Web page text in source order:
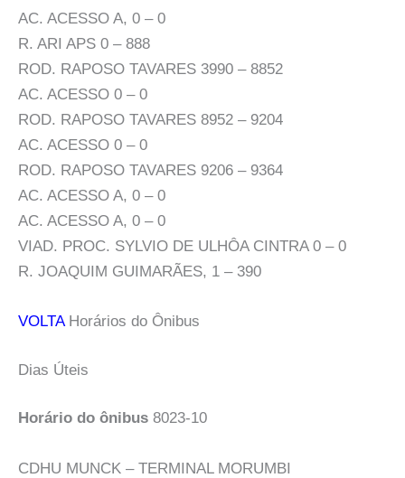
AC. ACESSO A, 0 – 0
R. ARI APS 0 – 888
ROD. RAPOSO TAVARES 3990 – 8852
AC. ACESSO 0 – 0
ROD. RAPOSO TAVARES 8952 – 9204
AC. ACESSO 0 – 0
ROD. RAPOSO TAVARES 9206 – 9364
AC. ACESSO A, 0 – 0
AC. ACESSO A, 0 – 0
VIAD. PROC. SYLVIO DE ULHÔA CINTRA 0 – 0
R. JOAQUIM GUIMARÃES, 1 – 390
VOLTAHorários do Ônibus
Dias Úteis
Horário do ônibus 8023-10
CDHU MUNCK – TERMINAL MORUMBI